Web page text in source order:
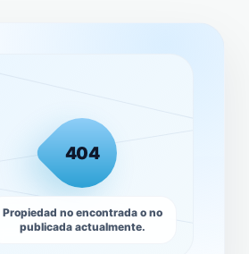
404
Propiedad no encontrada o no
publicada actualmente.